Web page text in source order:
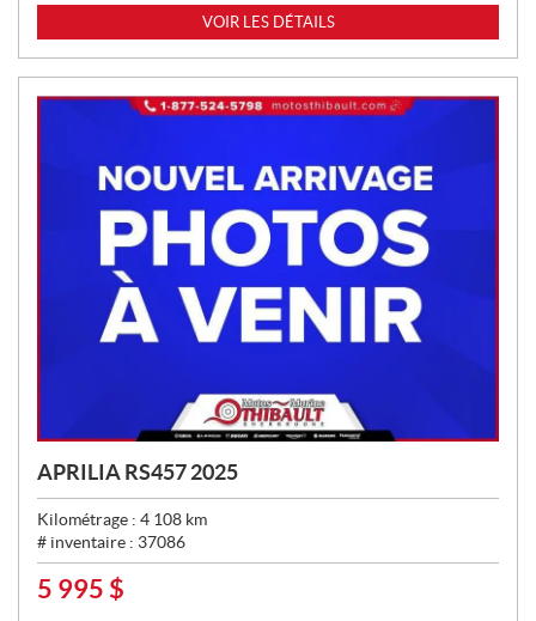
X
:
VOIR LES DÉTAILS
APRILIA RS457 2025
Kilométrage : 4 108 km
# inventaire : 37086
P
5 995 $